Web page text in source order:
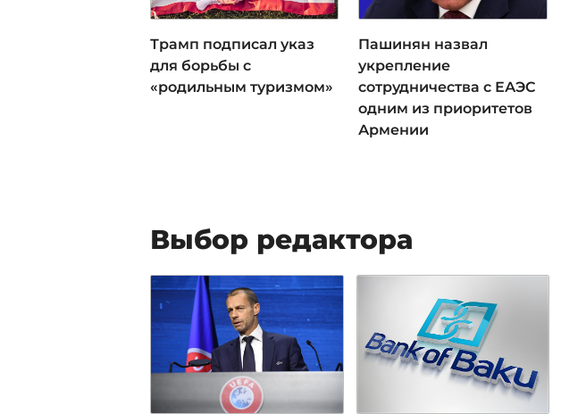
Трамп подписал указ
для борьбы с
«родильным туризмом»
Пашинян назвал
укрепление
сотрудничества с ЕАЭС
одним из приоритетов
Армении
Выбор редактора